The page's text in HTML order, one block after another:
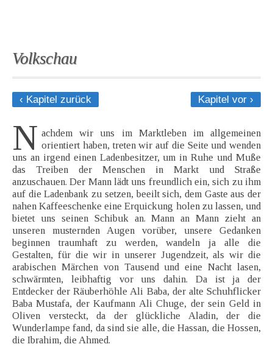
Volkschau
‹ Kapitel zurück Kapitel vor ›
N achdem wir uns im Marktleben im allgemeinen
orientiert haben, treten wir auf die Seite und wenden
uns an irgend einen Ladenbesitzer, um in Ruhe und Muße
das Treiben der Menschen in Markt und Straße
anzuschauen. Der Mann lädt uns freundlich ein, sich zu ihm
auf die Ladenbank zu setzen, beeilt sich, dem Gaste aus der
nahen Kaffeeschenke eine Erquickung holen zu lassen, und
bietet uns seinen Schibuk an. Mann an Mann zieht an
unseren musternden Augen vorüber, unsere Gedanken
beginnen traumhaft zu werden, wandeln ja alle die
Gestalten, für die wir in unserer Jugendzeit, als wir die
arabischen Märchen von Tausend und eine Nacht lasen,
schwärmten, leibhaftig vor uns dahin. Da ist ja der
Entdecker der Räuberhöhle Ali Baba, der alte Schuhflicker
Baba Mustafa, der Kaufmann Ali Chuge, der sein Geld in
Oliven versteckt, da der glückliche Aladin, der die
Wunderlampe fand, da sind sie alle, die Hassan, die Hossen,
die Ibrahim, die Ahmed.